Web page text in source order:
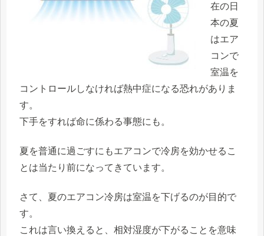
在の日
本の夏
はエア
コンで
室温を
コントロールしなければ熱中症になる恐れがありま
す。
下手をすれば命に係わる事態にも。
夏を普通に過ごすにもエアコンで冷房を効かせるこ
とは当たり前になってきています。
さて、夏のエアコン冷房は室温を下げるのが目的で
す。
これは言い換えると、相対湿度が下がることを意味